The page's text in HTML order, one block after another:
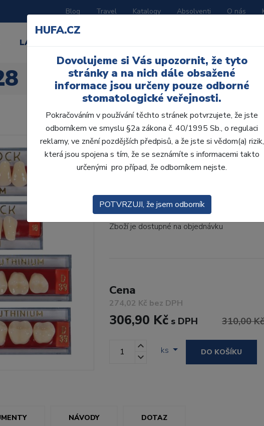
Blog Travel Katalogy Absolventi O nás
LABORATOŘ
AcryRock 1x28 S65-
• Dvouvrstvé velmi estetické pryskyřičné
zub.• Díky použití speciální pryskyřice
Kód produktu: 803768
Zboží je dostupné na objednávku
Cena
274,02 Kč bez DPH
306,90 Kč s DPH 310,00 Kč
ks DO KOŠÍKU
NÁVODY DOTAZ
HUFA.CZ
Dovolujeme si Vás upozornit, že tyto
stránky a na nich dále obsažené
informace jsou určeny pouze odborné
stomatologické veřejnosti.
Pokračováním v používání těchto stránek potvrzujete, že jste
odborníkem ve smyslu §2a zákona č. 40/1995 Sb., o regulaci
reklamy, ve znění pozdějších předpisů, a že jste si vědom(a) rizik,
která jsou spojena s tím, že se seznámíte s informacemi takto
určenými pro případ, že odborníkem nejste.
POTVRZUJI, že jsem odborník